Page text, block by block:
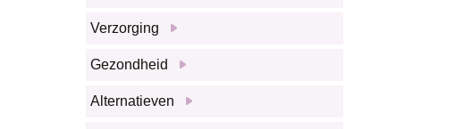
Verzorging
Gezondheid
Alternatieven